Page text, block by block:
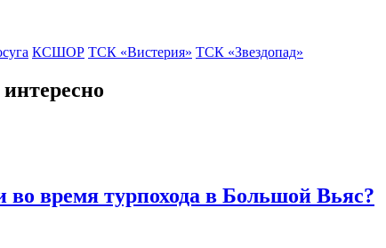
КСШОР ТСК «Вистерия» ТСК «Звездопад»
во время турпохода в Большой Вьяс?